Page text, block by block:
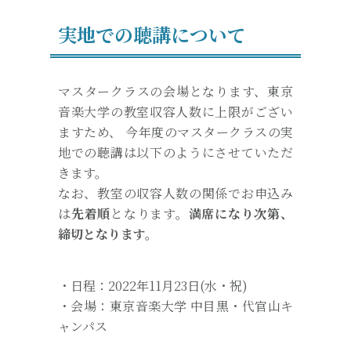
実地での聴講について
マスタークラスの会場となります、東京
音楽大学の教室収容人数に上限がござい
ますため、 今年度のマスタークラスの実
地での聴講は以下のようにさせていただ
きます。
なお、教室の収容人数の関係でお申込み
は先着順となります。 満席になり次第、
締切となります。
・日程：2022年11月23日(水・祝)
・会場：東京音楽大学 中目黒・代官山キ
ャンパス